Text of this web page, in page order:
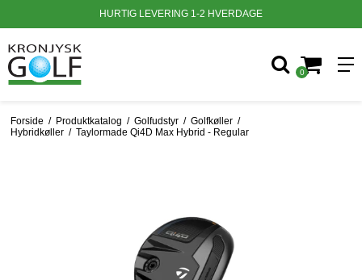
HURTIG LEVERING 1-2 HVERDAGE
0
Forside / Produktkatalog / Golfudstyr / Golfkøller /
Hybridkøller / Taylormade Qi4D Max Hybrid - Regular